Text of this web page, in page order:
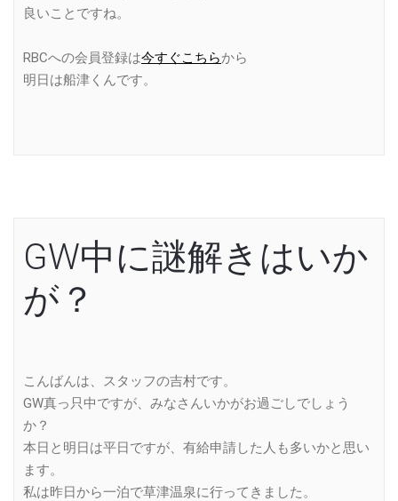
良いことですね。
RBCへの会員登録は今すぐこちらから
明日は船津くんです。
GW中に謎解きはいか
が？
こんばんは、スタッフの吉村です。
GW真っ只中ですが、みなさんいかがお過ごしでしょう
か？
本日と明日は平日ですが、有給申請した人も多いかと思い
ます。
私は昨日から一泊で草津温泉に行ってきました。